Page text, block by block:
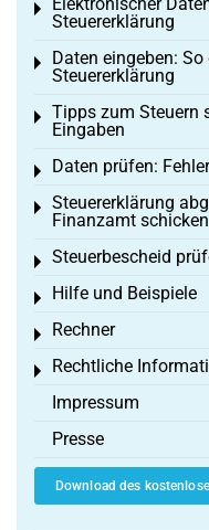
Steuererklärung
Toggle menu
Daten eingeben:
Steuererklärung
Toggle menu
Tipps zum Steuern
Eingaben
Toggle menu
Daten prüfen:
Toggle menu
Steuererklärung
Finanzamt schicken
Toggle menu
Steuerbescheid
Toggle menu
Hilfe und Beispiele
Toggle menu
Rechner
Toggle menu
Rechtliche
Toggle menu
Impressum
Presse
Download des